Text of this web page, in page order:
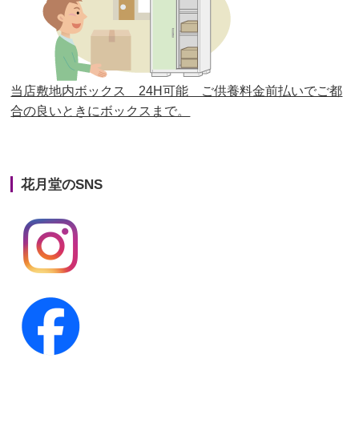
第25回人形供養祭 平成28年6月16日(木)
第24回人形供養祭 平成27年11月27日
第23回人形供養祭平成26年12月5日
第22回人形供養祭平成26年4月28日
第20回人形供養祭
第19回人形供養祭
第18回人形供養祭
第16回人形供養祭
第15回人形供養祭
当店敷地内ボックス 24H可能 ご供養料金前払いでご都
合の良いときにボックスまで。
花月堂のSNS